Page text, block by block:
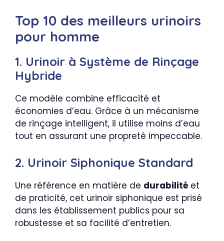
Top 10 des meilleurs urinoirs
pour homme
1. Urinoir à Système de Rinçage
Hybride
Ce modèle combine efficacité et
économies d’eau. Grâce à un mécanisme
de rinçage intelligent, il utilise moins d’eau
tout en assurant une propreté impeccable.
2. Urinoir Siphonique Standard
Une référence en matière de durabilité et
de praticité, cet urinoir siphonique est prisé
dans les établissement publics pour sa
robustesse et sa facilité d’entretien.